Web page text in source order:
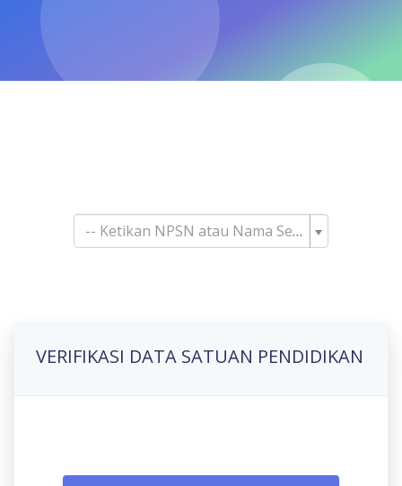
-- Ketikan NPSN atau Nama Sekolah--
VERIFIKASI DATA SATUAN PENDIDIKAN